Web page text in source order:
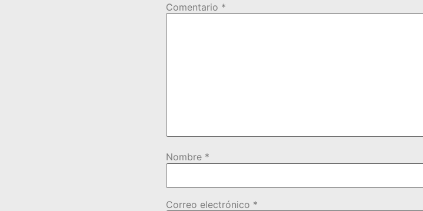
Comentario *
Nombre *
Correo electrónico *